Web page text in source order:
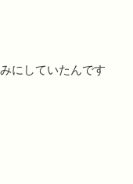
にしていたんです